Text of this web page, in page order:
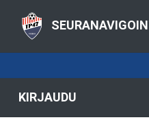
KIRJAUDU